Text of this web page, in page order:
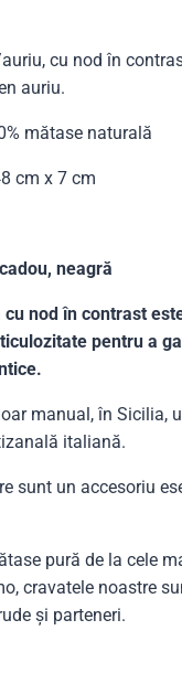
cu nod în
auriu.
mătase naturală
cm x 7 cm
neagră
nod în contrast
pentru a
manual, în Sicilia,
italiană.
sunt un accesoriu
pură de la cele
cravatele noastre
și parteneri.